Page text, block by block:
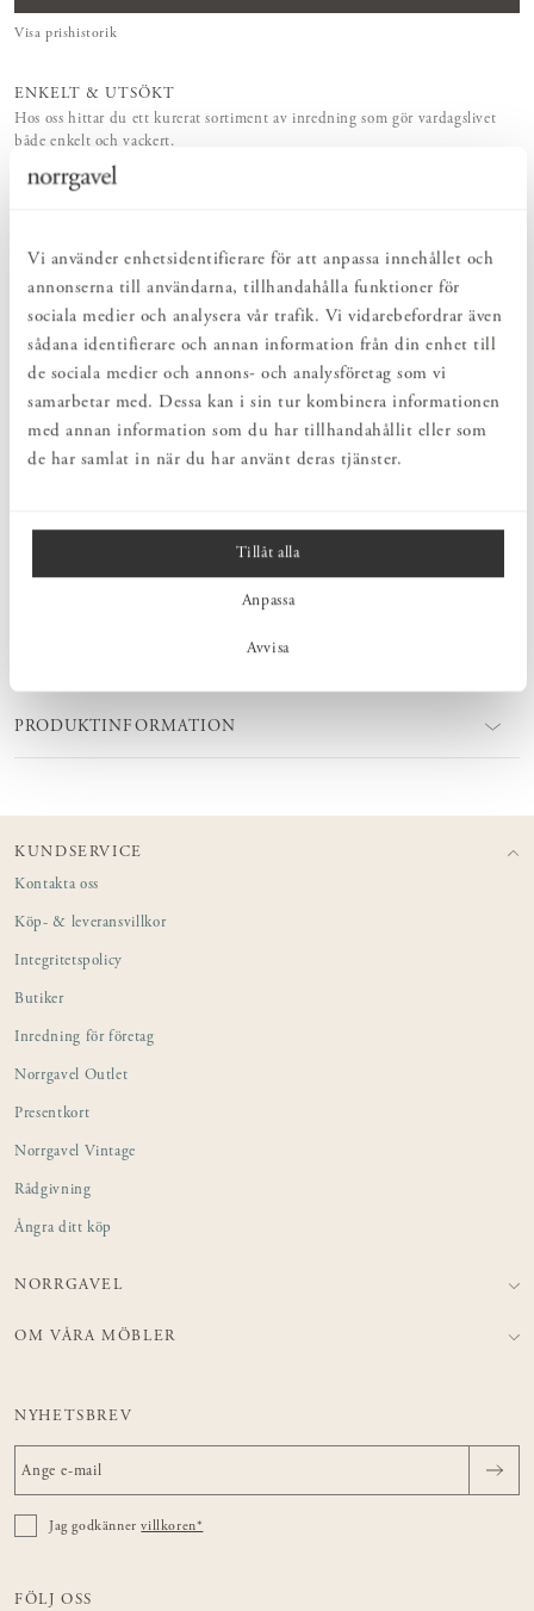
Vi använder enhetsidentifierare för att anpassa innehållet och
annonserna till användarna, tillhandahålla funktioner för
sociala medier och analysera vår trafik. Vi vidarebefordrar även
sådana identifierare och annan information från din enhet till
de sociala medier och annons- och analysföretag som vi
samarbetar med. Dessa kan i sin tur kombinera informationen
med annan information som du har tillhandahållit eller som
de har samlat in när du har använt deras tjänster.
Tillåt alla
Anpassa
Avvisa
Visa prishistorik
ENKELT & UTSÖKT
Hos oss hittar du ett kurerat sortiment av inredning som gör vardagslivet
både enkelt och vackert.
NATURLIGT & LÅNGSIKTIGT
Bruksföremål och inredningsdetaljer som genomgående är tillverkade av
Inredningsdetaljer som kompletterar möblerna och skapar en harmonisk
helhetsupplevelse.
PRODUKTBESKRIVNING
Tekopp i högbränt lergods med en gul glasyr. Tillverkad av Annica
Gjerstad i hennes keramikverkstad i Skänninge. Koppen har en
diameter på cirka 12,5 cm och en höjd på cirka 9 cm. Alla mått är
ungefärliga, då form och storlek kan variera något under tork- och
rekommenderas ett milt maskindiskmedel.
PRODUKTINFORMATION
KUNDSERVICE
Kontakta oss
Köp- & leveransvillkor
Integritetspolicy
Butiker
Inredning för företag
Norrgavel Outlet
Presentkort
Norrgavel Vintage
Rådgivning
Ångra ditt köp
NORRGAVEL
OM VÅRA MÖBLER
NYHETSBREV
Jag godkännervillkoren*
FÖLJ OSS